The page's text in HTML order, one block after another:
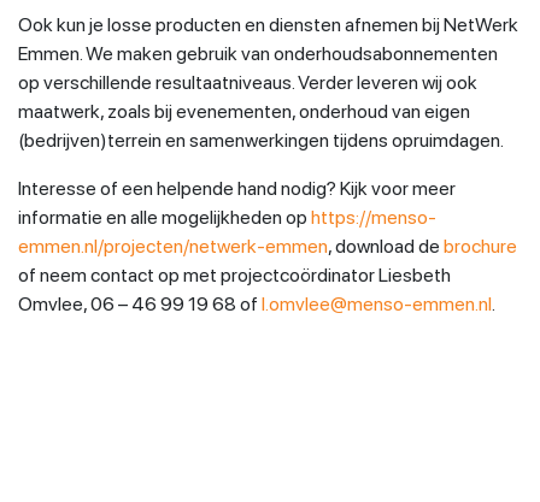
Ook kun je losse producten en diensten afnemen bij NetWerk
Emmen. We maken gebruik van onderhoudsabonnementen
op verschillende resultaatniveaus. Verder leveren wij ook
maatwerk, zoals bij evenementen, onderhoud van eigen
(bedrijven)terrein en samenwerkingen tijdens opruimdagen.
Interesse of een helpende hand nodig? Kijk voor meer
informatie en alle mogelijkheden op https://menso-
emmen.nl/projecten/netwerk-emmen, download de brochure
of neem contact op met projectcoördinator Liesbeth
Omvlee, 06 – 46 99 19 68 of l.omvlee@menso-emmen.nl.